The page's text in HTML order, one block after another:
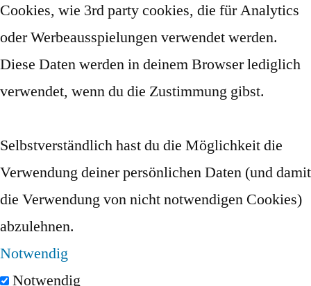
Cookies, wie 3rd party cookies, die für Analytics
oder Werbeausspielungen verwendet werden.
Diese Daten werden in deinem Browser lediglich
verwendet, wenn du die Zustimmung gibst.
Selbstverständlich hast du die Möglichkeit die
Verwendung deiner persönlichen Daten (und damit
die Verwendung von nicht notwendigen Cookies)
abzulehnen.
Notwendig
Notwendig